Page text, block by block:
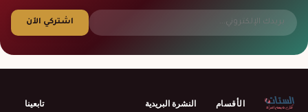
اشتركي الآن
الأقسام النشرة البريدية تابعينا